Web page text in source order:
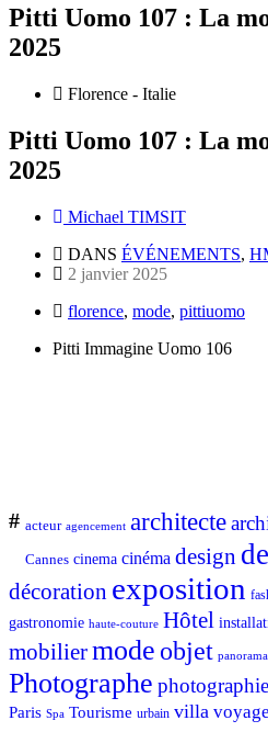
Pitti Uomo 107 : La
2025
Florence - Italie
Pitti Uomo 107 : La
2025
Michael TIMSIT
DANS ÉVÉNEMENTS,
2 janvier 2025
florence, mode, pittiuomo
Pitti Immagine Uomo 106
# acteur agencement architecte
Cannes cinema cinéma design
décoration exposition
gastronomie haute-couture Hôtel
mobiliermode objet panorama
Photographe photographie
Paris Spa Tourisme urbain villa voyage